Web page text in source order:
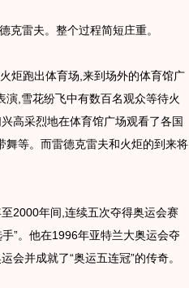
克雷夫。整个过程简短庄重。
炬跑出体育场,来到场外的体育馆广
,雪花纷飞中有数百名观众等待火
高采烈地在体育馆广场观看了各国
舞等。而雷德克雷夫和火炬的到来将
2000年间,连续五次夺得奥运会赛
”。他在1996年亚特兰大奥运会夺
会并成就了“奥运五连冠”的传奇。